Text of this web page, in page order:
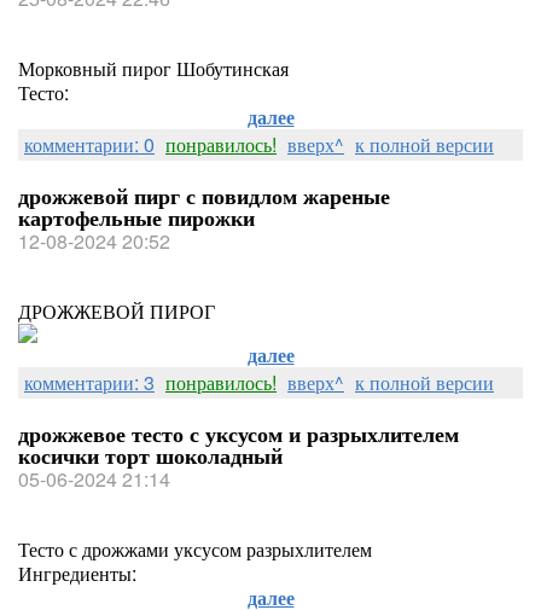
Морковный пирог Шобутинская
Тесто:
далее
комментарии: 0 понравилось! вверх^ к полной версии
дрожжевой пирг с повидлом жареные
картофельные пирожки
12-08-2024 20:52
ДРОЖЖЕВОЙ ПИРОГ
далее
комментарии: 3 понравилось! вверх^ к полной версии
дрожжевое тесто с уксусом и разрыхлителем
косички торт шоколадный
05-06-2024 21:14
Тесто с дрожжами уксусом разрыхлителем
Ингредиенты:
далее